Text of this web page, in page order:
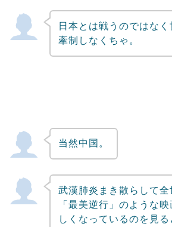
日本とは戦うのではな
牽制しなくちゃ。
当然中国。
武漢肺炎まき散らして
「最美逆行」のような
しくなっているのを見る